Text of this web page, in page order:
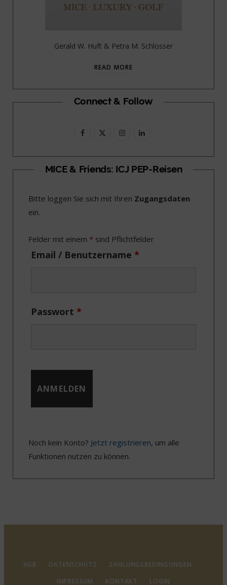
Gerald W. Huft & Petra M. Schlosser
READ MORE
Connect & Follow
F
c
b
o
k
T
i
t
e
I
s
a
r
a
L
n
e
I
MICE & Friends: ICJ PEP-Reisen
Bitte loggen Sie sich mit Ihren Zugangsdaten
ein.
Felder mit einem * sind Pflichtfelder
Email / Benutzername *
Passwort *
Noch kein Konto? Jetzt registrieren, um alle
Funktionen nutzen zu können.
AGB DATENSCHUTZ
ZAHLUNGSBEDINGUNGEN
IMPRESSUM
KONTAKT LOGIN